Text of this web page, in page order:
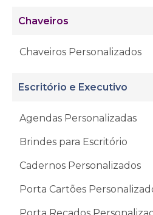
Chaveiros
Chaveiros Personalizados
Escritório e Executivo
Agendas Personalizadas
Brindes para Escritório
Cadernos Personalizados
Porta Cartões